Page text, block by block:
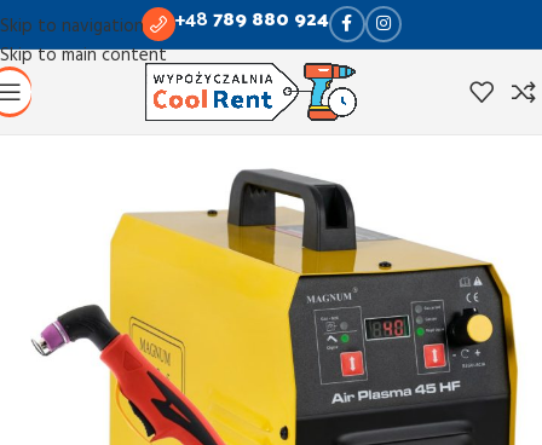
Skip to navigation
Skip to main content
+48789 880 924